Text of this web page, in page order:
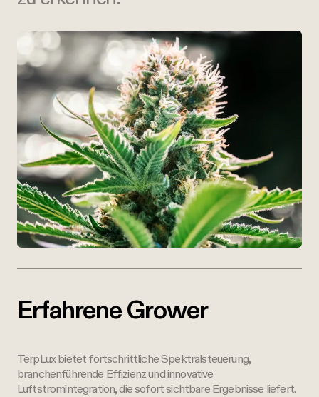
Erfahrene Grower
TerpLux bietet fortschrittliche Spektralsteuerung,
branchenführende Effizienz und innovative
Luftstromintegration, die sofort sichtbare Ergebnisse liefert.